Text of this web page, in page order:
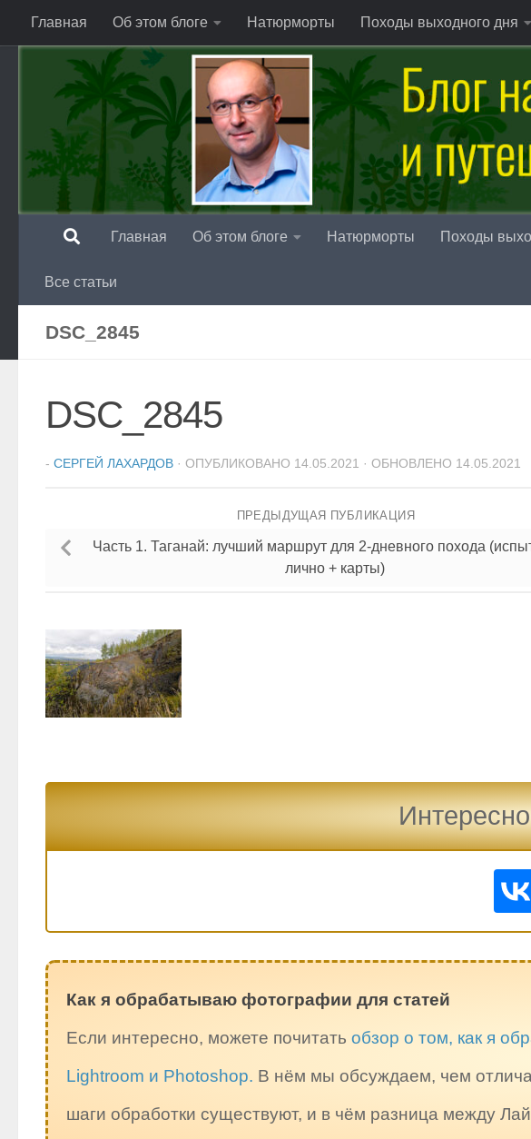
Перейти к содержимому
Главная Об этом блоге Натюрморты Походы выходного дня
Главная Об этом блоге Натюрморты Походы
Все статьи
DSC_2845
DSC_2845
- СЕРГЕЙ ЛАХАРДОВ · ОПУБЛИКОВАНО 14.05.2021 · ОБНОВЛЕНО 14.05.2021
ПРЕДЫДУЩАЯ ПУБЛИКАЦИЯ
Часть 1. Таганай: лучший маршрут для 2-дневного похода
лично + карты)
Как я обрабатываю фотографии для статей
Если интересно, можете почитать обзор о том, как я
Lightroom и Photoshop. В нём мы обсуждаем, чем
шаги обработки существуют, и в чём разница между